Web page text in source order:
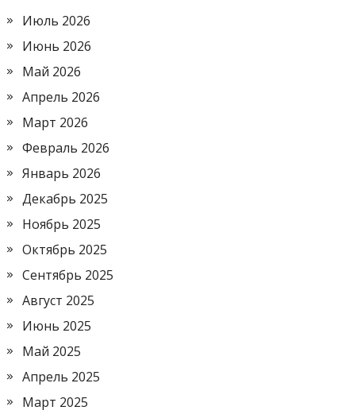
Июль 2026
Июнь 2026
Май 2026
Апрель 2026
Март 2026
Февраль 2026
Январь 2026
Декабрь 2025
Ноябрь 2025
Октябрь 2025
Сентябрь 2025
Август 2025
Июнь 2025
Май 2025
Апрель 2025
Март 2025